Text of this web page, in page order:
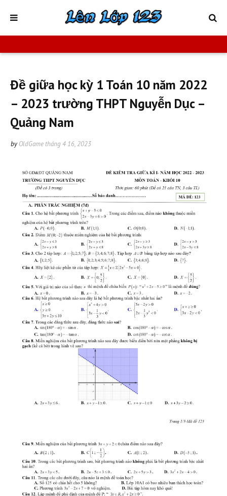
Đề giữa học kỳ 1 Toán 10 năm 2022
– 2023 trường THPT Nguyễn Dục –
Quảng Nam
by OldGame tháng 4 16, 2023